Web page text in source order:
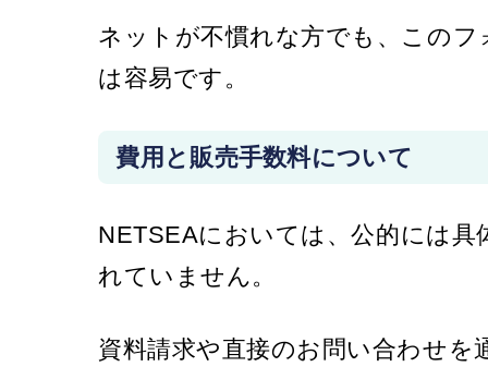
ネットが不慣れな方でも、この
は容易です。
費用と販売手数料について
NETSEAにおいては、公的には
れていません。
資料請求や直接のお問い合わせ